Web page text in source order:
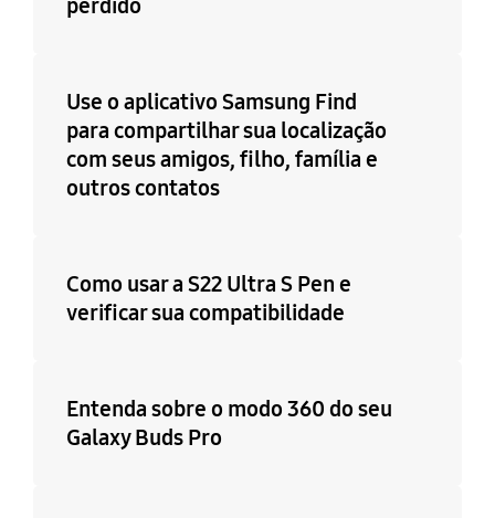
perdido
Use o aplicativo Samsung Find
para compartilhar sua localização
com seus amigos, filho, família e
outros contatos
Como usar a S22 Ultra S Pen e
verificar sua compatibilidade
Entenda sobre o modo 360 do seu
Galaxy Buds Pro